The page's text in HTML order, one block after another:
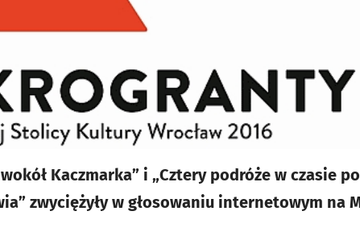
Kaczmarka” i „Cztery podróże w czasie
zwyciężyły w głosowaniu internetowym na